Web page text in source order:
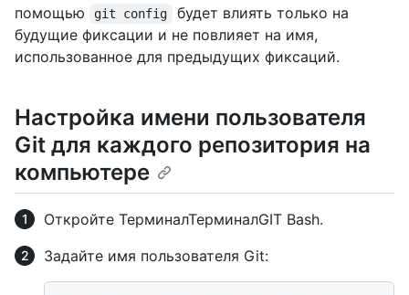
помощью
git config
будет влиять только на
будущие фиксации и не повлияет на имя,
использованное для предыдущих фиксаций.
Настройка имени пользователя
Git для каждого репозитория на
компьютере
Откройте ТерминалТерминалGIT Bash.
Задайте имя пользователя Git: